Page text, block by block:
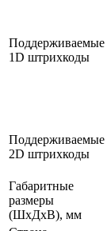
Поддерживаемые
1D штрихкоды
Поддерживаемые
2D штрихкоды
Габаритные
размеры
(ШхДхВ), мм